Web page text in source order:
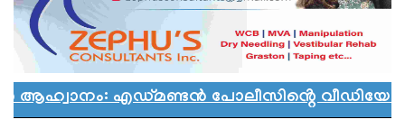
എഡ്മണ്ടൻ പോലീസിൻ്റെ വീഡിയോ